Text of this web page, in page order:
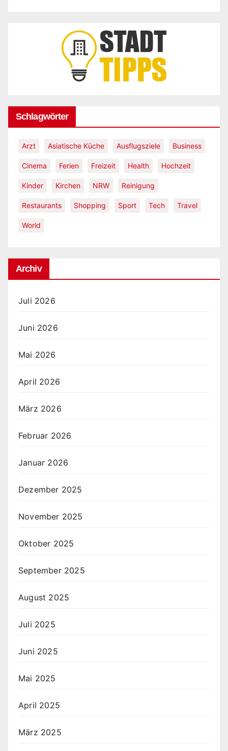
Schlagwörter
Arzt Asiatische Küche Ausflugsziele Business
Cinema Ferien Freizeit Health Hochzeit
Kinder Kirchen NRW Reinigung
Restaurants Shopping Sport Tech Travel
World
Archiv
Juli 2026
Juni 2026
Mai 2026
April 2026
März 2026
Februar 2026
Januar 2026
Dezember 2025
November 2025
Oktober 2025
September 2025
August 2025
Juli 2025
Juni 2025
Mai 2025
April 2025
März 2025